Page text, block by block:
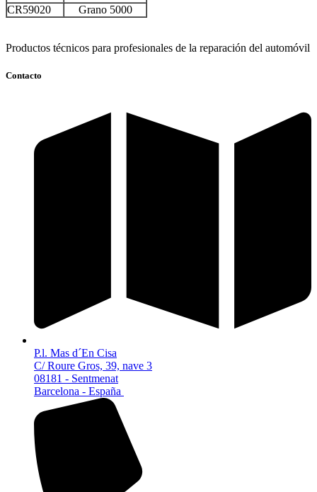
CR59020
Grano 5000
Productos técnicos para profesionales de la reparación del automóvil
Contacto
P.l. Mas d´En Cisa
C/ Roure Gros, 39, nave 3
08181 - Sentmenat
Barcelona - España